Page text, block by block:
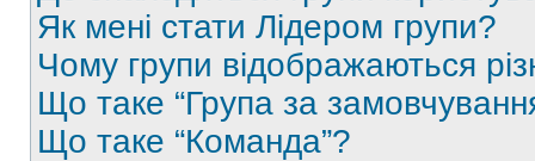
Як мені стати Лідером групи?
Чому групи відображаються
Що таке “Група за
Що таке “Команда”?